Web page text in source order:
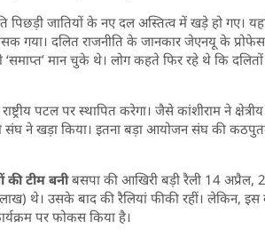
जातियों के नए दल अस्तित्व में खड़े हो गए।
गया। दलित राजनीति के जानकार जेएनयू के
‘समाप्त’ मान चुके थे। लोग कहते फिर रहे थे कि
पटल पर स्थापित करेगा। जैसे कांशीराम ने
संघ ने खड़ा किया। इतना बड़ा आयोजन संघ की
की टीम बनीबसपा की आखिरी बड़ी रैली 14 अप्रैल,
थे। उसके बाद की रैलियां फीकी रहीं। लेकिन, इस
पर फोकस किया है।